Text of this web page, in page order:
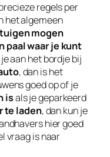
regels per
het algemeen
mogen
paal waar je kunt
aan het bordje bij
, dan is het
goed op of je
isals je geparkeerd
te laden, dan kun je
hier goed
vraag is naar